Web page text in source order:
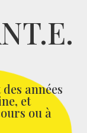
années
et
ou à